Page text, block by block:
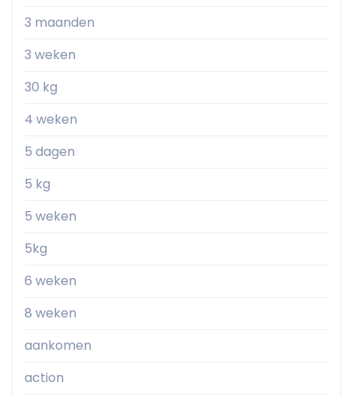
3 maanden
3 weken
30 kg
4 weken
5 dagen
5 kg
5 weken
5kg
6 weken
8 weken
aankomen
action